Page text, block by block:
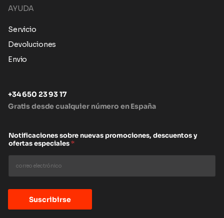
AYUDA
Servicio
Devoluciones
Envio
+34 650 23 93 17
Gratis desde cualquier número en España
Notificaciones sobre nuevas promociones, descuentos y
ofertas especiales*
Suscribirse